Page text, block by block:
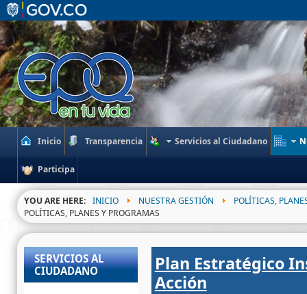
Inicio Transparencia Servicios al Ciudadano
Participa
YOU ARE HERE: INICIO NUESTRA GESTIÓN
POLÍTICAS,
POLÍTICAS, PLANES Y PROGRAMAS
Plan Estratégico
Acción
SERVICIOS AL
CIUDADANO